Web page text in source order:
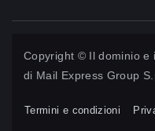
Copyright © Il dominio e
di Mail Express Group
Termini e condizioni